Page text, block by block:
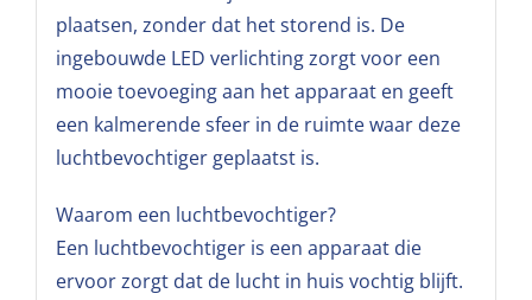
plaatsen, zonder dat het storend is. De
ingebouwde LED verlichting zorgt voor een
mooie toevoeging aan het apparaat en geeft
een kalmerende sfeer in de ruimte waar deze
luchtbevochtiger geplaatst is.
Waarom een luchtbevochtiger?
Een luchtbevochtiger is een apparaat die
ervoor zorgt dat de lucht in huis vochtig blijft.